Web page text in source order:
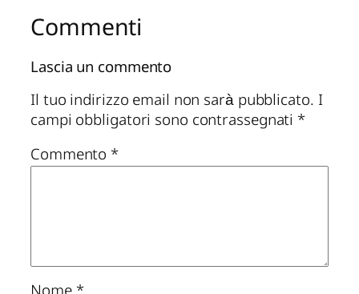
Commenti
Lascia un commento
Il tuo indirizzo email non sarà pubblicato. I
campi obbligatori sono contrassegnati *
Commento *